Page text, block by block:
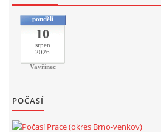
pondělí
10
srpen
2026
Vavřinec
POČASÍ